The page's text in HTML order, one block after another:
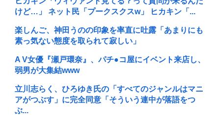
けど…」 ネット民「プークスクスw」 ヒカキン「...
楽しんご、神田うのの印象を率直に吐露「あまりにも
素っ気ない態度を取られて寂しい」
A V女優『瀬戸環奈』、パチ●コ屋にイベント来店し、
弱男が大集結www
立川志らく、ひろゆき氏の「すべてのジャンルはマニ
アがつぶす」に完全同意「そういう連中が落語をつ
ぶ...